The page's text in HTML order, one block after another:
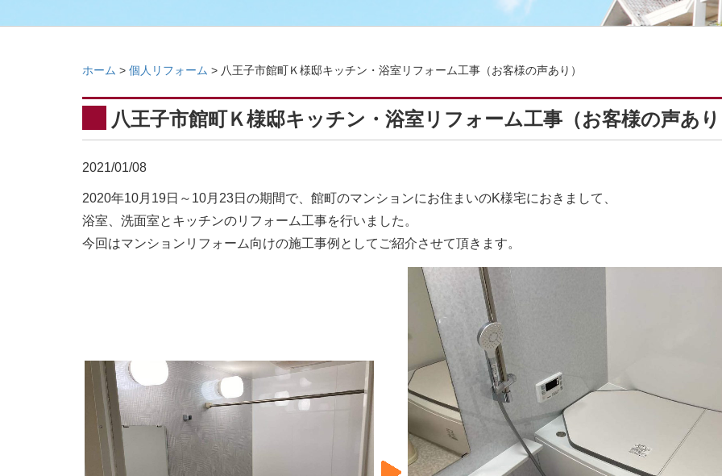
ホーム > 個人リフォーム > 八王子市館町Ｋ様邸キッチン・浴室リフォーム工事（お客様の声あり）
八王子市館町Ｋ様邸キッチン・浴室リフォーム工事（お客様の声あ
2021/01/08
2020年10月19日～10月23日の期間で、館町のマンションにお住まいのK様宅におきまして、
浴室、洗面室とキッチンのリフォーム工事を行いました。
今回はマンションリフォーム向けの施工事例としてご紹介させて頂きます。